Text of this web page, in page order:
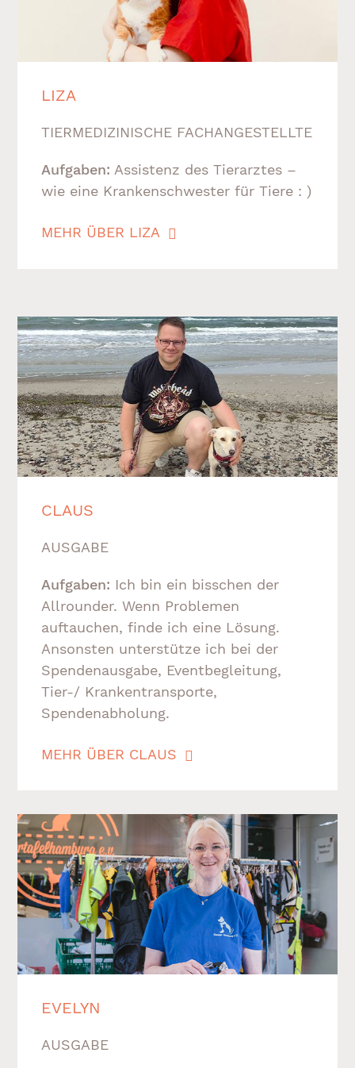
LIZA
TIERMEDIZINISCHE FACHANGESTELLTE
Aufgaben: Assistenz des Tierarztes –
wie eine Krankenschwester für Tiere : )
MEHR ÜBER LIZA
CLAUS
AUSGABE
Aufgaben: Ich bin ein bisschen der
Allrounder. Wenn Problemen
auftauchen, finde ich eine Lösung.
Ansonsten unterstütze ich bei der
Spendenausgabe, Eventbegleitung,
Tier-/ Krankentransporte,
Spendenabholung.
MEHR ÜBER CLAUS
EVELYN
AUSGABE